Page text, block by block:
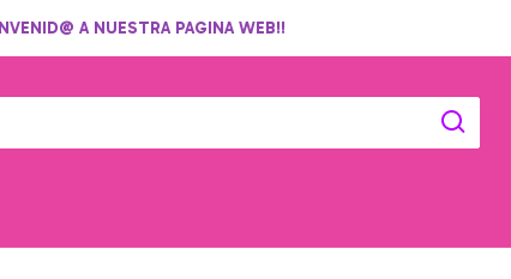
A NUESTRA PAGINA WEB!!